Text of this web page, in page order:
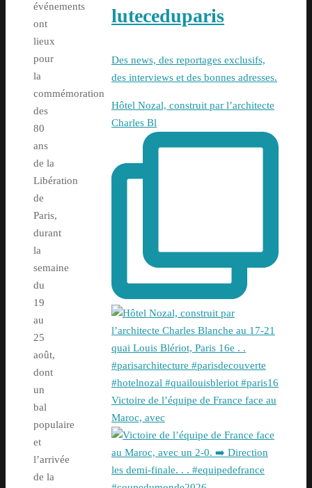
événements
ont
lieux
pour
la
commémoration
des
80
ans
de la
Libération
de
Paris,
durant
la
semaine
du
19
au
25
août,
dont
un
bal
populaire
et
l’arrivée
de la
luteceduparis
Des news, des reportages exclusifs,
des interviews et des bonnes adresses.
Hôtel Nozal, construit par l’architecte
Charles Bl
Victoire de l’équipe de France face au
Maroc, avec